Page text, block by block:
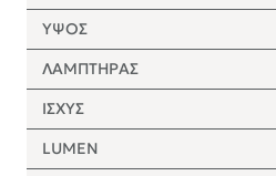
ΥΨΟΣ
ΛΑΜΠΤΗΡΑΣ
ΙΣΧΥΣ
LUMEN